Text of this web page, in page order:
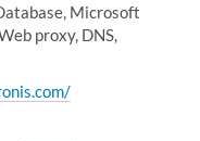
Microsoft
proxy, DNS,